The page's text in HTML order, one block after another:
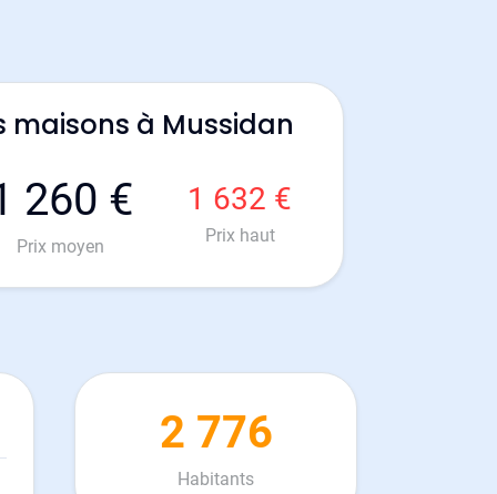
maisons à Mussidan
260 €
Prix moyen
1 632 €
Prix haut
2 776
Habitants